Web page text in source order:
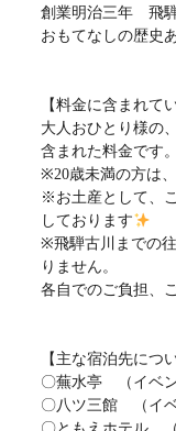
創業明治三年 飛騨
おもてなしの歴史
【料金に含まれて
大人おひとり様の
含まれた料金です。
※20歳未満の方は
※お土産として、
しております
※飛騨古川までの
りません。
各自でのご負担、
【主な宿泊先につ
〇蕪水亭 （イベン
〇八ツ三館 （イベ